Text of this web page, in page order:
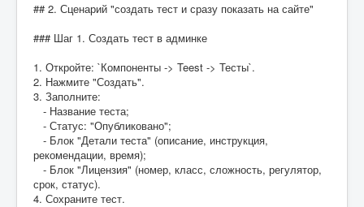
## 2. Сценарий "создать тест и сразу показать на сайте"
### Шаг 1. Создать тест в админке
1. Откройте: `Компоненты -> Teest -> Тесты`.
2. Нажмите "Создать".
3. Заполните:
- Название теста;
- Статус: "Опубликовано";
- Блок "Детали теста" (описание, инструкция,
рекомендации, время);
- Блок "Лицензия" (номер, класс, сложность, регулятор,
срок, статус).
4. Сохраните тест.